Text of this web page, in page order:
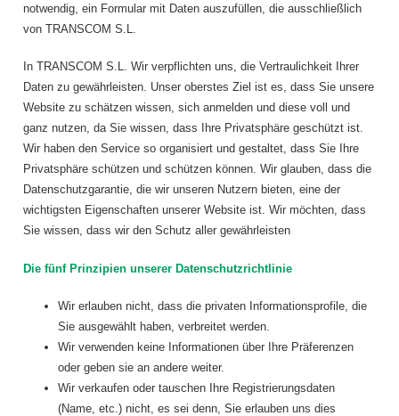
notwendig, ein Formular mit Daten auszufüllen, die ausschließlich
von TRANSCOM S.L.
In TRANSCOM S.L. Wir verpflichten uns, die Vertraulichkeit Ihrer
Daten zu gewährleisten. Unser oberstes Ziel ist es, dass Sie unsere
Website zu schätzen wissen, sich anmelden und diese voll und
ganz nutzen, da Sie wissen, dass Ihre Privatsphäre geschützt ist.
Wir haben den Service so organisiert und gestaltet, dass Sie Ihre
Privatsphäre schützen und schützen können. Wir glauben, dass die
Datenschutzgarantie, die wir unseren Nutzern bieten, eine der
wichtigsten Eigenschaften unserer Website ist. Wir möchten, dass
Sie wissen, dass wir den Schutz aller gewährleisten
Die fünf Prinzipien unserer Datenschutzrichtlinie
Wir erlauben nicht, dass die privaten Informationsprofile, die
Sie ausgewählt haben, verbreitet werden.
Wir verwenden keine Informationen über Ihre Präferenzen
oder geben sie an andere weiter.
Wir verkaufen oder tauschen Ihre Registrierungsdaten
(Name, etc.) nicht, es sei denn, Sie erlauben uns dies